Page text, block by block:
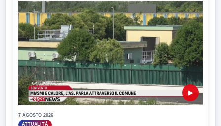
▶
7 AGOSTO 2026
ATTUALITÀ